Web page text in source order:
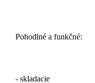
Pohodlné a funkčné:
- skladacie